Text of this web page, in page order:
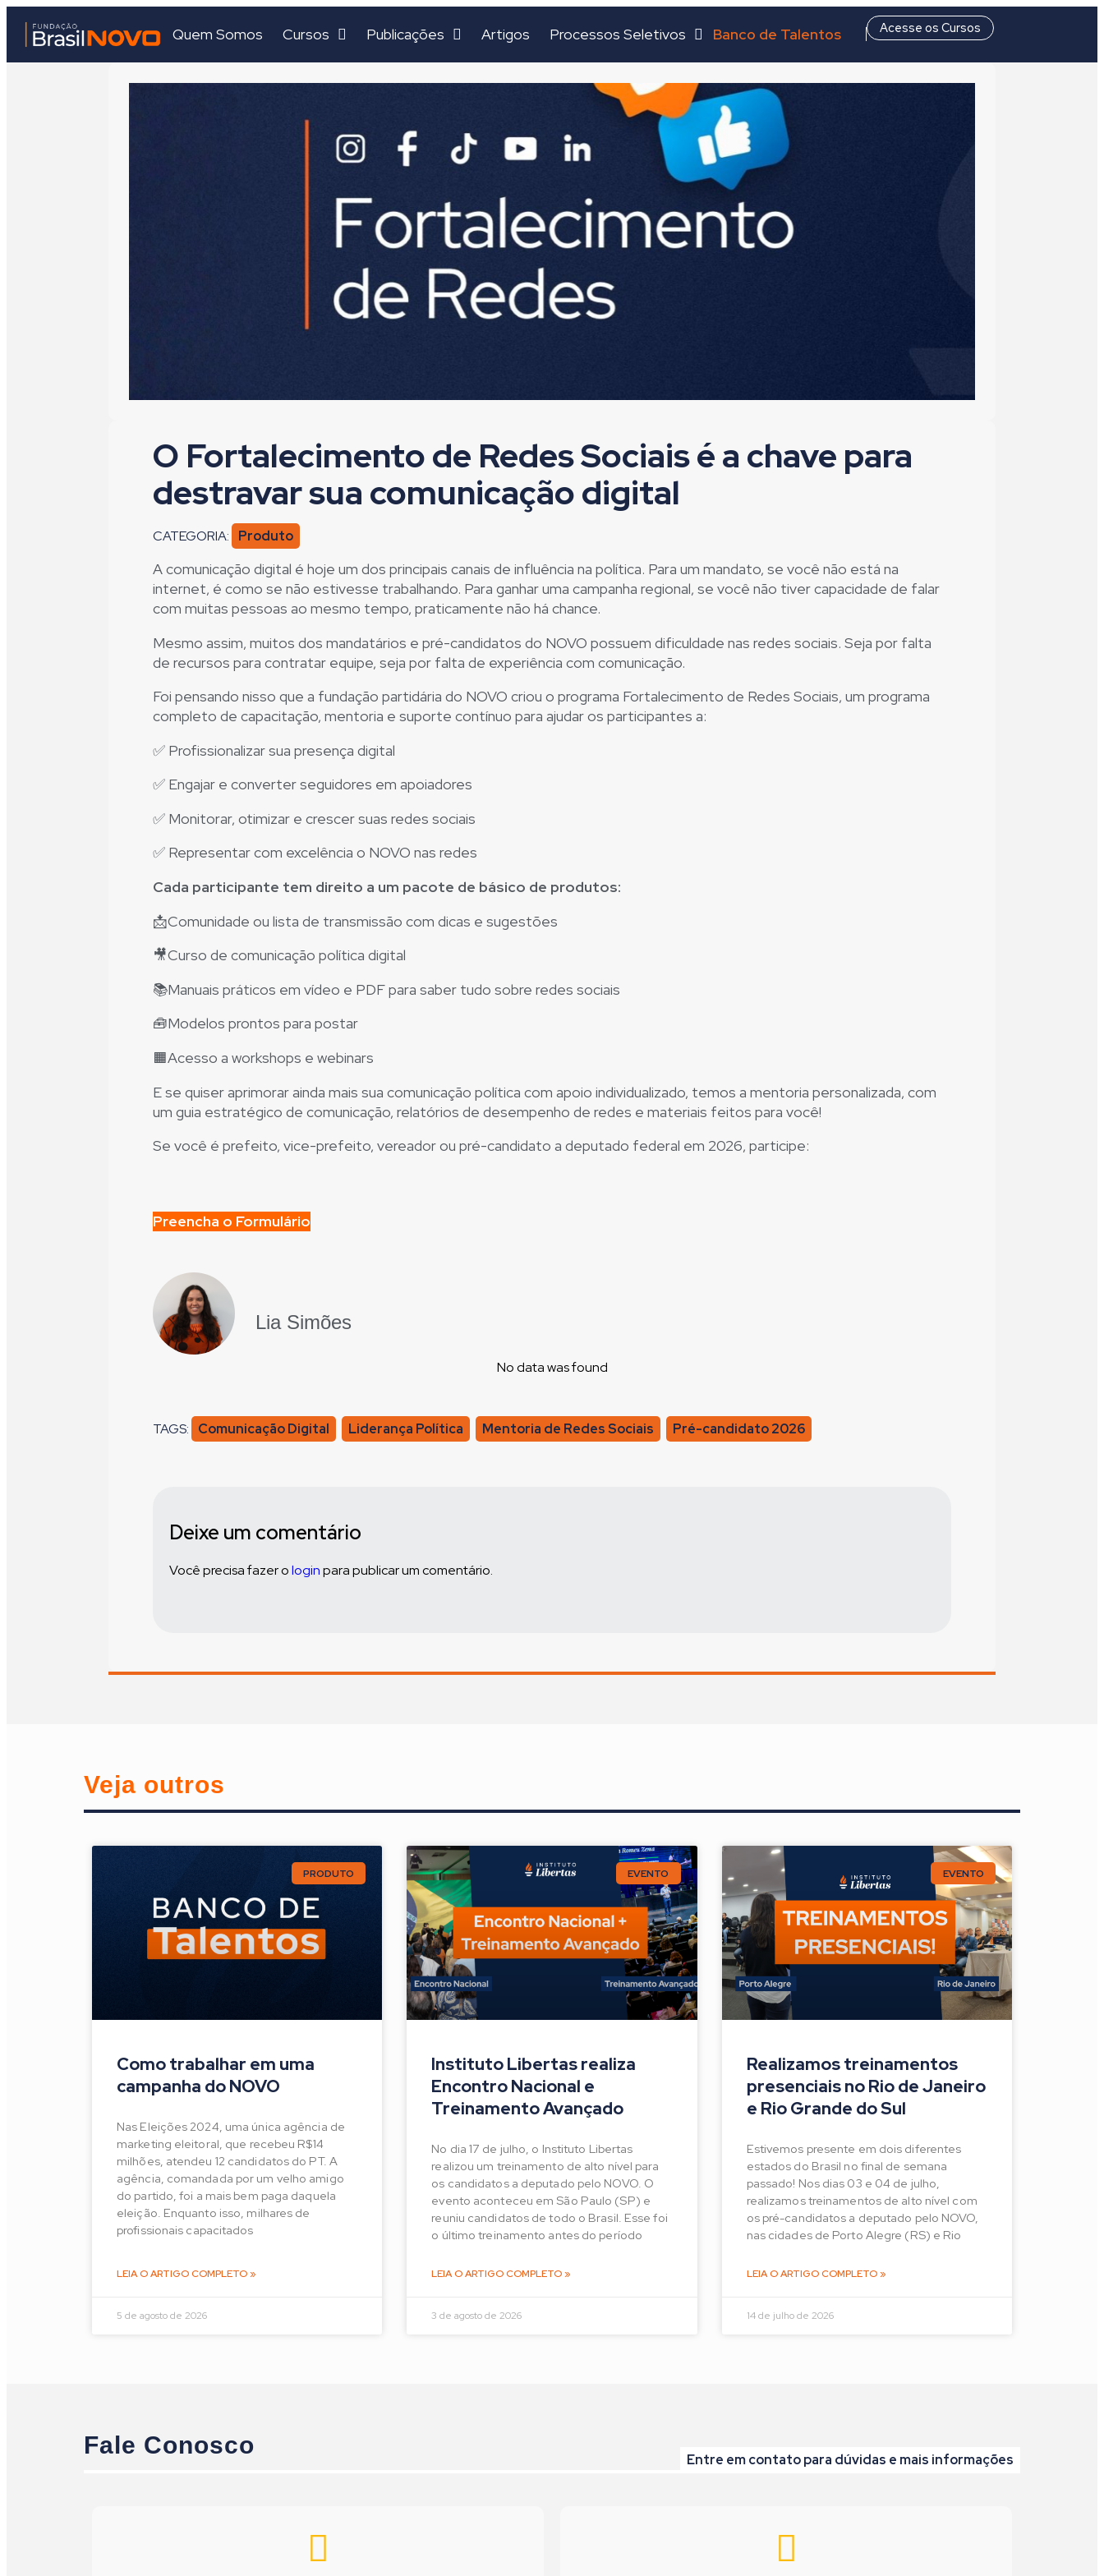
Quem Somos Cursos Publicações Artigos Processos Seletivos Banco de Talentos Acesse os Cursos
O Fortalecimento de Redes Sociais é a chave para
destravar sua comunicação digital
CATEGORIA: Produto
A comunicação digital é hoje um dos principais canais de influência na política. Para um mandato, se você não está na
internet, é como se não estivesse trabalhando. Para ganhar uma campanha regional, se você não tiver capacidade de falar
com muitas pessoas ao mesmo tempo, praticamente não há chance.
Mesmo assim, muitos dos mandatários e pré-candidatos do NOVO possuem dificuldade nas redes sociais. Seja por falta
de recursos para contratar equipe, seja por falta de experiência com comunicação.
Foi pensando nisso que a fundação partidária do NOVO criou o programa Fortalecimento de Redes Sociais, um programa
completo de capacitação, mentoria e suporte contínuo para ajudar os participantes a:
✅ Profissionalizar sua presença digital
✅ Engajar e converter seguidores em apoiadores
✅ Monitorar, otimizar e crescer suas redes sociais
✅ Representar com excelência o NOVO nas redes
Cada participante tem direito a um pacote de básico de produtos:
📩Comunidade ou lista de transmissão com dicas e sugestões
🎥Curso de comunicação política digital
📚Manuais práticos em vídeo e PDF para saber tudo sobre redes sociais
🧰Modelos prontos para postar
🟧Acesso a workshops e webinars
E se quiser aprimorar ainda mais sua comunicação política com apoio individualizado, temos a mentoria personalizada, com
um guia estratégico de comunicação, relatórios de desempenho de redes e materiais feitos para você!
Se você é prefeito, vice-prefeito, vereador ou pré-candidato a deputado federal em 2026, participe:
Preencha o Formulário
Lia Simões
No data was found
TAGS: Comunicação Digital Liderança Política Mentoria de Redes Sociais Pré-candidato 2026
Deixe um comentário
Você precisa fazer ologinpara publicar um comentário.
Veja outros
PRODUTO
Como trabalhar em uma
campanha do NOVO
Nas Eleições 2024, uma única agência de
marketing eleitoral, que recebeu R$14
milhões, atendeu 12 candidatos do PT. A
agência, comandada por um velho amigo
do partido, foi a mais bem paga daquela
eleição. Enquanto isso, milhares de
profissionais capacitados
LEIA O ARTIGO COMPLETO »
5 de agosto de 2026
EVENTO
Instituto Libertas realiza
Encontro Nacional e
Treinamento Avançado
No dia 17 de julho, o Instituto Libertas
realizou um treinamento de alto nível para
os candidatos a deputado pelo NOVO. O
evento aconteceu em São Paulo (SP) e
reuniu candidatos de todo o Brasil. Esse foi
o último treinamento antes do período
LEIA O ARTIGO COMPLETO »
3 de agosto de 2026
EVENTO
Realizamos treinamentos
presenciais no Rio de Janeiro
e Rio Grande do Sul
Estivemos presente em dois diferentes
estados do Brasil no final de semana
passado! Nos dias 03 e 04 de julho,
realizamos treinamentos de alto nível com
os pré-candidatos a deputado pelo NOVO,
nas cidades de Porto Alegre (RS) e Rio
LEIA O ARTIGO COMPLETO »
14 de julho de 2026
Fale Conosco
Entre em contato para dúvidas e mais informações